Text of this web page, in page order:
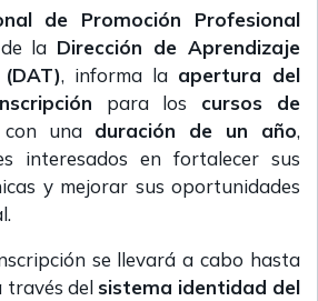
de Promoción Profesional
la Dirección de Aprendizaje
, informa la apertura del
para los cursos de
una duración de un año,
interesados en fortalecer sus
y mejorar sus oportunidades
se llevará a cabo hasta
través del sistema identidad del